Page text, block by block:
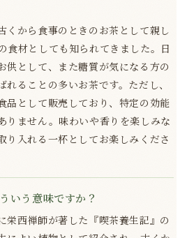
くから食事のときのお茶として親し
食材としても知られてきました。日
供として、また糖質が気になる方の
ることの多いお茶です。ただし、
品として販売しており、特定の効能
りません。味わいや香りを楽しみな
り入れる一杯としてお楽しみくださ
いう意味ですか？
栄西禅師が著した『喫茶養生記』の